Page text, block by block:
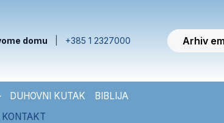
domu +385 1 2327000 Arhiv
DUHOVNI KUTAK
BIBLIJA
KONTAKT